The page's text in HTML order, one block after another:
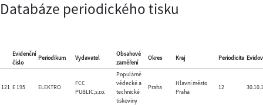
Databáze periodického tisku
Evidenční
číslo
Periodikum Vydavatel
Obsahové
zaměření
Okres Kraj Periodicita
121 E 195 ELEKTRO
FCC
PUBLIC,s.r.o.
Populárně
vědecké a
technické
tiskoviny
Praha
Hlavní město
Praha
12